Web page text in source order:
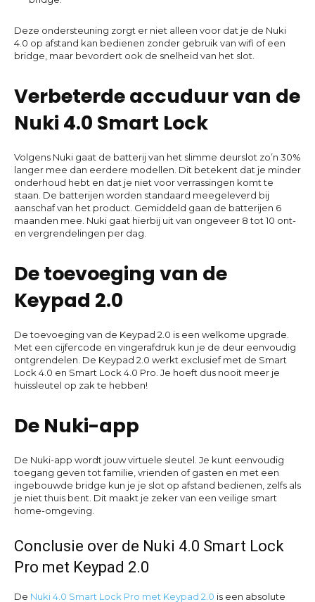
Deze ondersteuning zorgt er niet alleen voor dat je de Nuki
4.0 op afstand kan bedienen zonder gebruik van wifi of een
bridge, maar bevordert ook de snelheid van het slot.
Verbeterde accuduur van de
Nuki 4.0 Smart Lock
Volgens Nuki gaat de batterij van het slimme deurslot zo’n 30%
langer mee dan eerdere modellen. Dit betekent dat je minder
onderhoud hebt en dat je niet voor verrassingen komt te
staan. De batterijen worden standaard meegeleverd bij
aanschaf van het product. Gemiddeld gaan de batterijen 6
maanden mee. Nuki gaat hierbij uit van ongeveer 8 tot 10 ont-
en vergrendelingen per dag.
De toevoeging van de
Keypad 2.0
De toevoeging van de Keypad 2.0 is een welkome upgrade.
Met een cijfercode en vingerafdruk kun je de deur eenvoudig
ontgrendelen. De Keypad 2.0 werkt exclusief met de Smart
Lock 4.0 en Smart Lock 4.0 Pro. Je hoeft dus nooit meer je
huissleutel op zak te hebben!
De Nuki-app
De Nuki-app wordt jouw virtuele sleutel. Je kunt eenvoudig
toegang geven tot familie, vrienden of gasten en met een
ingebouwde bridge kun je je slot op afstand bedienen, zelfs als
je niet thuis bent. Dit maakt je zeker van een veilige smart
home-omgeving.
Conclusie over de Nuki 4.0 Smart Lock
Pro met Keypad 2.0
De Nuki 4.0 Smart Lock Pro met Keypad 2.0 is een absolute